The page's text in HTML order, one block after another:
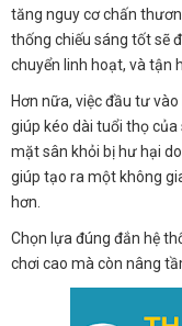
tăng nguy cơ chấn
thống chiếu sáng tốt sẽ
chuyển linh hoạt, và tận
Hơn nữa, việc đầu tư
giúp kéo dài tuổi thọ
mặt sân khỏi bị hư hại
giúp tạo ra một không
hơn.
Chọn lựa đúng đắn hệ
chơi cao mà còn nâng